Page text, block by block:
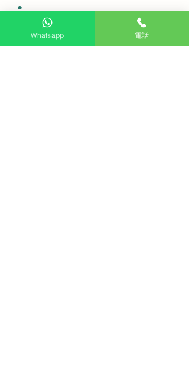
●
服務收費
免費座檯安裝： 購買此產品可享免費
代理上門基本安裝服務
Whatsapp 電話